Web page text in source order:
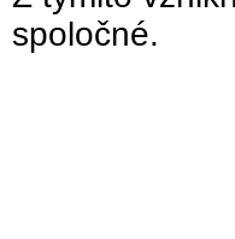
spoločné.